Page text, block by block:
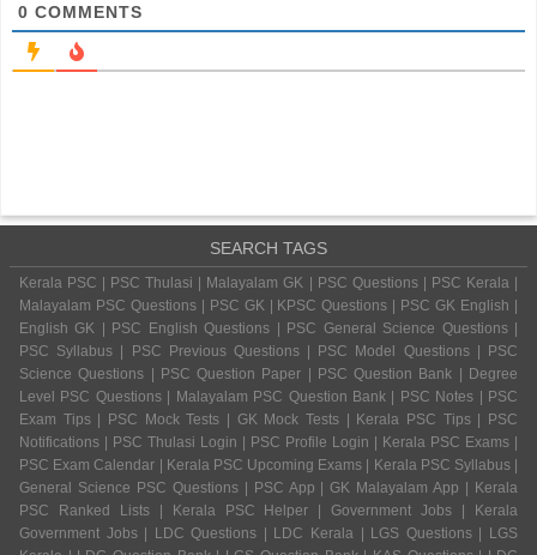
0 COMMENTS
SEARCH TAGS
Kerala PSC | PSC Thulasi | Malayalam GK | PSC Questions | PSC Kerala |
Malayalam PSC Questions | PSC GK | KPSC Questions | PSC GK English |
English GK | PSC English Questions | PSC General Science Questions |
PSC Syllabus | PSC Previous Questions | PSC Model Questions | PSC
Science Questions | PSC Question Paper | PSC Question Bank | Degree
Level PSC Questions | Malayalam PSC Question Bank | PSC Notes | PSC
Exam Tips | PSC Mock Tests | GK Mock Tests | Kerala PSC Tips | PSC
Notifications | PSC Thulasi Login | PSC Profile Login | Kerala PSC Exams |
PSC Exam Calendar | Kerala PSC Upcoming Exams | Kerala PSC Syllabus |
General Science PSC Questions | PSC App | GK Malayalam App | Kerala
PSC Ranked Lists | Kerala PSC Helper | Government Jobs | Kerala
Government Jobs | LDC Questions | LDC Kerala | LGS Questions | LGS